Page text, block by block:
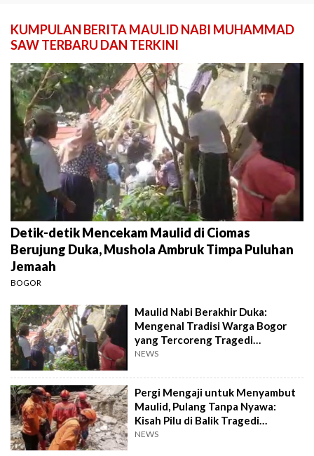
KUMPULAN BERITA MAULID NABI MUHAMMAD
SAW TERBARU DAN TERKINI
Detik-detik Mencekam Maulid di Ciomas
Berujung Duka, Mushola Ambruk Timpa Puluhan
Jemaah
BOGOR
Maulid Nabi Berakhir Duka:
Mengenal Tradisi Warga Bogor
yang Tercoreng Tragedi
Runtuhnya Mushola
NEWS
Pergi Mengaji untuk Menyambut
Maulid, Pulang Tanpa Nyawa:
Kisah Pilu di Balik Tragedi
Mushola Ciomas
NEWS